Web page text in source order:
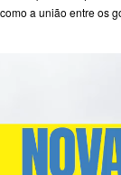
a união entre os